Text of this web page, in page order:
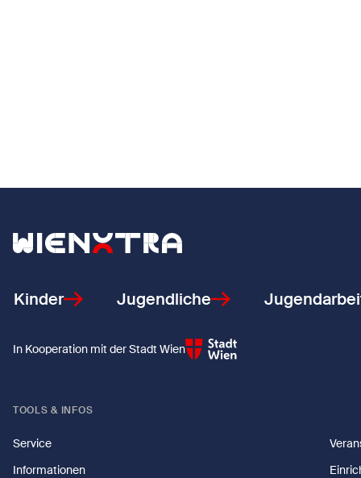
Zurück zur Startseite
Kinder Jugendliche
In Kooperation mit der Stadt Wien
TOOLS & INFOS
Service
Informationen